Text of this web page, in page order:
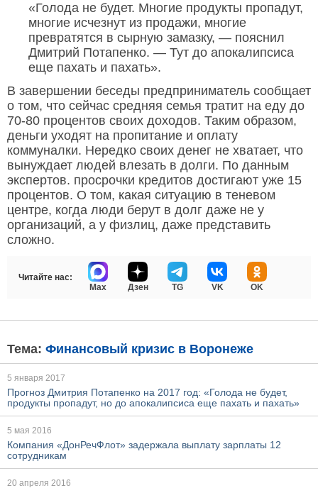
«Голода не будет. Многие продукты пропадут,
многие исчезнут из продажи, многие
превратятся в сырную замазку, — пояснил
Дмитрий Потапенко. — Тут до апокалипсиса
еще пахать и пахать».
В завершении беседы предприниматель сообщает
о том, что сейчас средняя семья тратит на еду до
70-80 процентов своих доходов. Таким образом,
деньги уходят на пропитание и оплату
коммуналки. Нередко своих денег не хватает, что
вынуждает людей влезать в долги. По данным
экспертов. просрочки кредитов достигают уже 15
процентов. О том, какая ситуацию в теневом
центре, когда люди берут в долг даже не у
организаций, а у физлиц, даже представить
сложно.
Читайте нас:
Max
Дзен TG VK OK
Тема: Финансовый кризис в Воронеже
5 января 2017
Прогноз Дмитрия Потапенко на 2017 год: «Голода не будет,
продукты пропадут, но до апокалипсиса еще пахать и пахать»
5 мая 2016
Компания «ДонРечФлот» задержала выплату зарплаты 12
сотрудникам
20 апреля 2016